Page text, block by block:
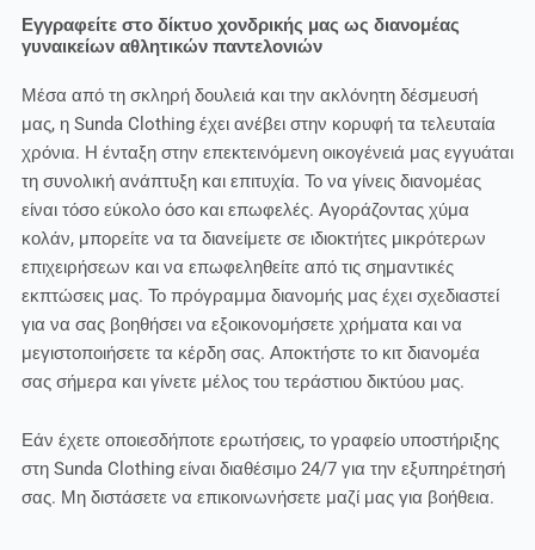
Εγγραφείτε στο δίκτυο χονδρικής μας ως διανομέας
γυναικείων αθλητικών παντελονιών
Μέσα από τη σκληρή δουλειά και την ακλόνητη δέσμευσή
μας, η Sunda Clothing έχει ανέβει στην κορυφή τα τελευταία
χρόνια. Η ένταξη στην επεκτεινόμενη οικογένειά μας εγγυάται
τη συνολική ανάπτυξη και επιτυχία. Το να γίνεις διανομέας
είναι τόσο εύκολο όσο και επωφελές. Αγοράζοντας χύμα
κολάν, μπορείτε να τα διανείμετε σε ιδιοκτήτες μικρότερων
επιχειρήσεων και να επωφεληθείτε από τις σημαντικές
εκπτώσεις μας. Το πρόγραμμα διανομής μας έχει σχεδιαστεί
για να σας βοηθήσει να εξοικονομήσετε χρήματα και να
μεγιστοποιήσετε τα κέρδη σας. Αποκτήστε το κιτ διανομέα
σας σήμερα και γίνετε μέλος του τεράστιου δικτύου μας.
Εάν έχετε οποιεσδήποτε ερωτήσεις, το γραφείο υποστήριξης
στη Sunda Clothing είναι διαθέσιμο 24/7 για την εξυπηρέτησή
σας. Μη διστάσετε να επικοινωνήσετε μαζί μας για βοήθεια.